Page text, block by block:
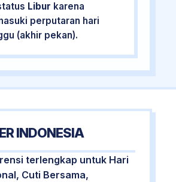
Libur karena
perputaran hari
(akhir pekan).
INDONESIA
terlengkap untuk Hari
Cuti Bersama,